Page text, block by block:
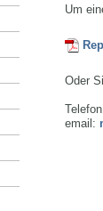
Um
Oder
email: